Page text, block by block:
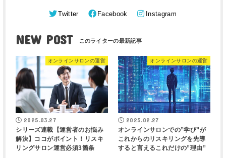
Twitter Facebook Instagram
NEW POST
オンラインサロンの運営
2025.03.27
シリーズ連載【運営者のお悩み
解決】ココがポイント！リスキ
リングサロン運営必須3箇条
オンラインサロンの運営
2025.02.27
オンラインサロンでの”学び”が
これからのリスキリングを先導
すると言えるこれだけの”理由”